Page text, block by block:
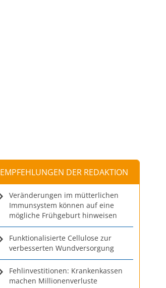
EMPFEHLUNGEN DER REDAKTION
Veränderungen im mütterlichen
Immunsystem können auf eine
mögliche Frühgeburt hinweisen
Funktionalisierte Cellulose zur
verbesserten Wundversorgung
Fehlinvestitionen: Krankenkassen
machen Millionenverluste